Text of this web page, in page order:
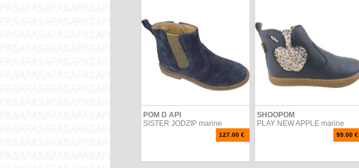
POM D API
SISTER JODZIP marine
127.00 €
SHOOPOM
PLAY NEW APPLE marine
99.00 €